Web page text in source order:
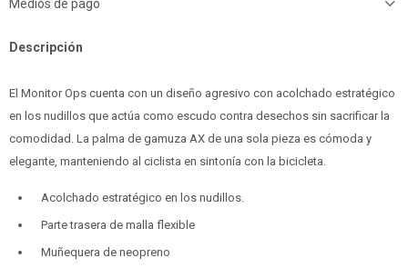
Medios de pago
Descripción
El Monitor Ops cuenta con un diseño agresivo con acolchado estratégico
en los nudillos que actúa como escudo contra desechos sin sacrificar la
comodidad. La palma de gamuza AX de una sola pieza es cómoda y
elegante, manteniendo al ciclista en sintonía con la bicicleta.
Acolchado estratégico en los nudillos.
Parte trasera de malla flexible
Muñequera de neopreno